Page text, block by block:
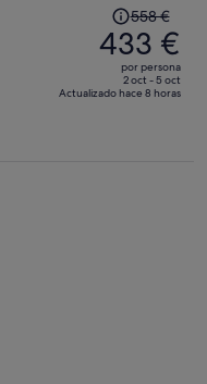
precio
era
558 €,
558 €
433 €
por persona
2 oct - 5 oct
Actualizado hace 8 horas